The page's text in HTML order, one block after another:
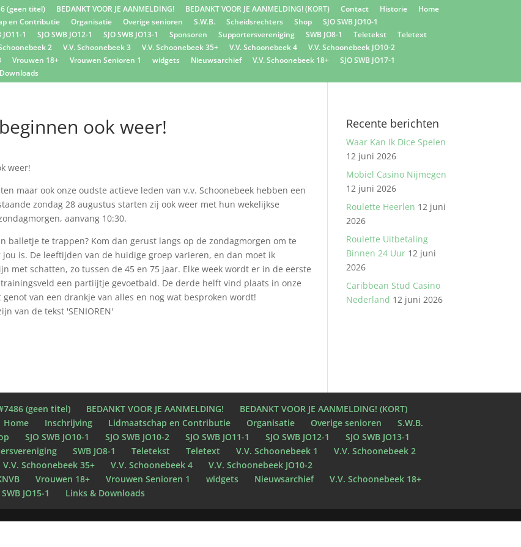
(geen titel) BEDANKT VOOR JE AANMELDING! BEDANKT VOOR JE AANMELDING! (KORT) Contact Historie
Home
en Contributie Organisatie Overige senioren S.W.B. Scheidsrechters Shop
SJO SWB JO10-1
JO11-1 SJO SWB JO12-1 SJO SWB JO13-1 Sponsoren Supportersvereniging SWB JO8-1 Teletekst
Teletext
2 V.V. Schoonebeek 3 V.V. Schoonebeek 35+ V.V. Schoonebeek 4
V.V. Schoonebeek JO10-2
Vrouwen 18+ Vrouwen Senioren 1 widgets Nieuwsarchief V.V. Schoonebeek 18+
SJO SWB JO17-1
ook weer!
weer!
maar ook onze oudste actieve leden van v.v. Schoonebeek hebben een
zondag 28 augustus starten zij ook weer met hun wekelijkse
aanvang 10:30.
balletje te trappen? Kom dan gerust langs op de zondagmorgen om te
is. De leeftijden van de huidige groep varieren, en dan moet ik
met schatten, zo tussen de 45 en 75 jaar. Elke week wordt er in de eerste
een partiijtje gevoetbald. De derde helft vind plaats in onze
van een drankje van alles en nog wat besproken wordt!
Recente berichten
Waar Kan Ik Dice Spelen
12 juni 2026
Mobiel Casino Nijmegen
12 juni 2026
Roulette Heerlen 12 juni
2026
Roulette Uitbetaling
Binnen 24 Uur 12 juni
2026
Caribbean Stud Casino
Nederland 12 juni 2026
(geen titel) BEDANKT VOOR JE AANMELDING!
BEDANKT VOOR JE AANMELDING! (KORT)
Home Inschrijving Lidmaatschap en Contributie Organisatie Overige senioren
S.W.B.
SJO SWB JO10-1 SJO SWB JO10-2 SJO SWB JO11-1 SJO SWB JO12-1
SJO SWB JO13-1
SWB JO8-1 Teletekst Teletext V.V. Schoonebeek 1
V.V. Schoonebeek 2
V.V. Schoonebeek 35+ V.V. Schoonebeek 4
V.V. Schoonebeek JO10-2
Vrouwen 18+ Vrouwen Senioren 1 widgets Nieuwsarchief
V.V. Schoonebeek 18+
SWB JO15-1 Links & Downloads